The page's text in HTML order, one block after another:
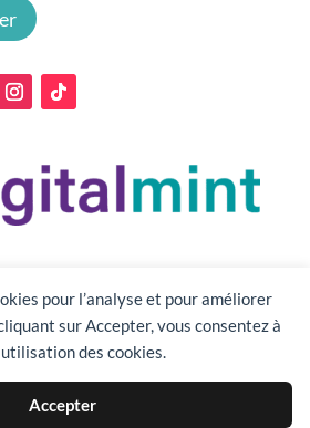
pour l’analyse et pour améliorer
sur Accepter, vous consentez à
des cookies.
Accepter